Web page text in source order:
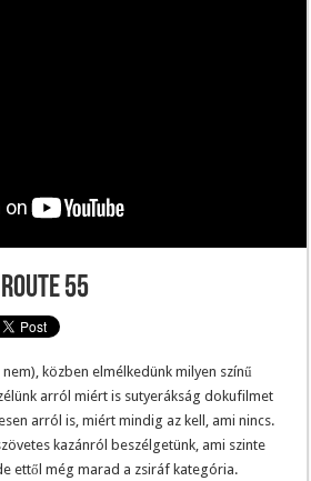
55
közben elmélkedünk milyen színű
arról miért is sutyerákság dokufilmet
arról is, miért mindig az kell, ami nincs.
kazánról beszélgetünk, ami szinte
ettől még marad a zsiráf kategória.